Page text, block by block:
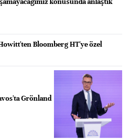
Bloomberg HT'ye özel
Grönland